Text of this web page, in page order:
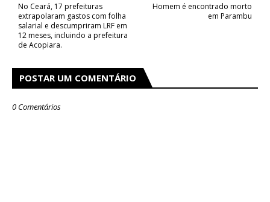
Homem é encontrado morto
em Parambu
No Ceará, 17 prefeituras
extrapolaram gastos com folha
salarial e descumpriram LRF em
12 meses, incluindo a prefeitura
de Acopiara.
POSTAR UM COMENTÁRIO
0 Comentários